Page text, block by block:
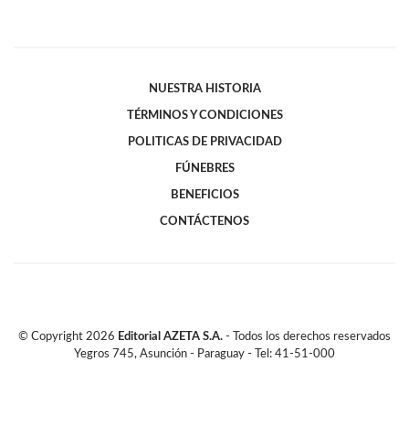
NUESTRA HISTORIA
TÉRMINOS Y CONDICIONES
POLITICAS DE PRIVACIDAD
FÚNEBRES
BENEFICIOS
CONTÁCTENOS
© Copyright 2026 Editorial AZETA S.A. - Todos los derechos reservados
Yegros 745, Asunción - Paraguay - Tel: 41-51-000